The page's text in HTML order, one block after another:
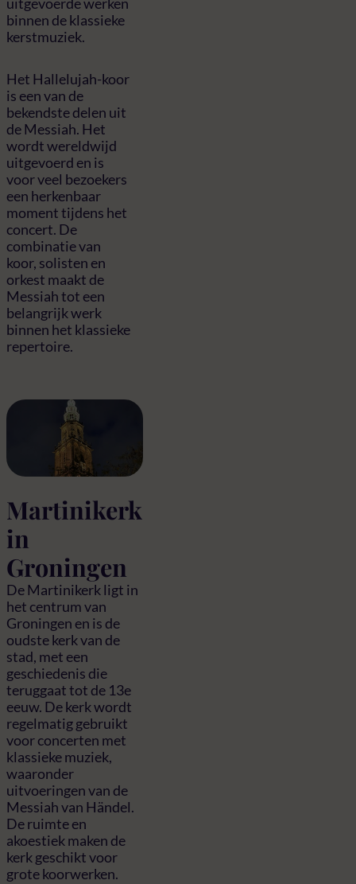
binnen de klassieke
kerstmuziek.
Het Hallelujah-koor
is een van de
bekendste delen uit
de Messiah. Het
wordt wereldwijd
uitgevoerd en is
voor veel bezoekers
een herkenbaar
moment tijdens het
concert. De
combinatie van
koor, solisten en
orkest maakt de
Messiah tot een
belangrijk werk
binnen het klassieke
repertoire.
Martinikerk
in
Groningen
De Martinikerk ligt in
het centrum van
Groningen en is de
oudste kerk van de
stad, met een
geschiedenis die
teruggaat tot de 13e
eeuw. De kerk wordt
regelmatig gebruikt
voor concerten met
klassieke muziek,
waaronder
uitvoeringen van de
Messiah van Händel.
De ruimte en
akoestiek maken de
kerk geschikt voor
grote koorwerken.